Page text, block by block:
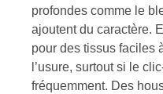
profondes comme le
ajoutent du caractère.
pour des tissus faciles
l’usure, surtout si le
fréquemment. Des